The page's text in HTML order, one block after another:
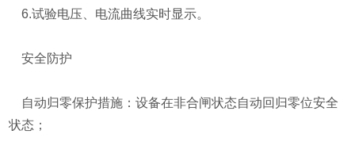
6.试验电压、电流曲线实时显示。
安全防护
自动归零保护措施：设备在非合闸状态自动回归零位安全
状态；